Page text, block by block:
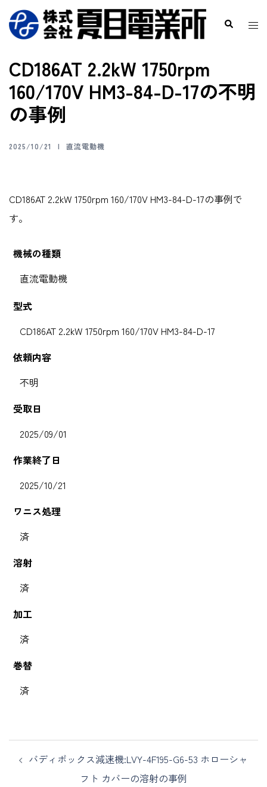
CD186AT 2.2kW 1750rpm
160/170V HM3-84-D-17の不明
の事例
2025/10/21 直流電動機
CD186AT 2.2kW 1750rpm 160/170V HM3-84-D-17の事例で
す。
機械の種類
直流電動機
型式
CD186AT 2.2kW 1750rpm 160/170V HM3-84-D-17
依頼内容
不明
受取日
2025/09/01
作業終了日
2025/10/21
ワニス処理
済
溶射
済
加工
済
巻替
済
バディボックス減速機:LVY-4F195-G6-53 ホローシャ
フト カバーの溶射の事例